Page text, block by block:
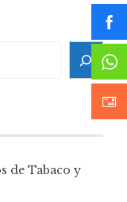
de Tabaco y